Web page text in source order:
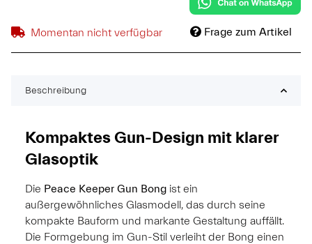
Momentan nicht verfügbar Frage zum Artikel
Beschreibung
Kompaktes Gun-Design mit klarer
Glasoptik
Die Peace Keeper Gun Bong ist ein
außergewöhnliches Glasmodell, das durch seine
kompakte Bauform und markante Gestaltung auffällt.
Die Formgebung im Gun-Stil verleiht der Bong einen